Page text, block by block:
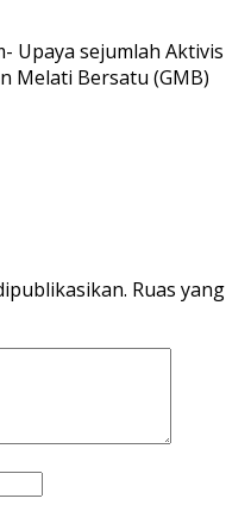
Upaya sejumlah Aktivis
Melati Bersatu (GMB)
Ruas yang